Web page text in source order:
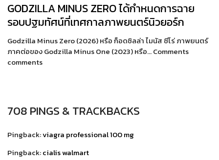
GODZILLA MINUS ZERO ได้กำหนดการฉาย
รอบปฐมทัศน์ที่เทศกาลภาพยนตร์นิวยอร์ก
Godzilla Minus Zero (2026) หรือ ก็อดซิลล่า ไมนัส ซีโร่ ภาพยนตร์
ภาคต่อของ Godzilla Minus One (2023) หรือ… Comments
comments
708 PINGS & TRACKBACKS
Pingback:viagra professional 100 mg
Pingback:cialis walmart